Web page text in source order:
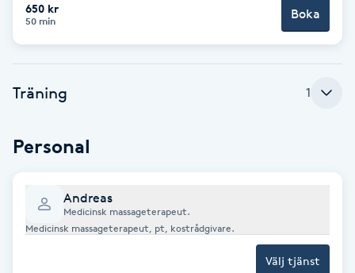
Brynfärgning
Bröllopsuppsättning
Coachning
650 kr
50 min Boka
Träning 1
Personal
Andreas
Medicinsk massageterapeut.
Medicinsk massageterapeut, pt, kostrådgivare.
Välj tjänst